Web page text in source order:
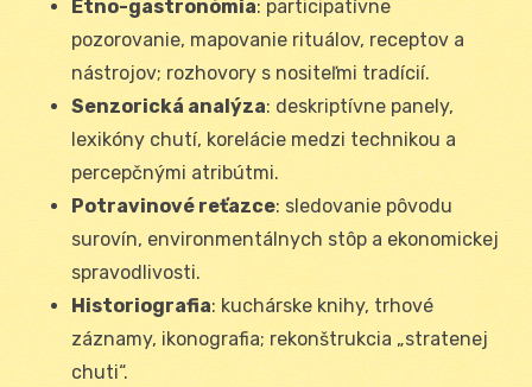
Etno-gastronómia: participatívne
pozorovanie, mapovanie rituálov, receptov a
nástrojov; rozhovory s nositeľmi tradícií.
Senzorická analýza: deskriptívne panely,
lexikóny chutí, korelácie medzi technikou a
percepčnými atribútmi.
Potravinové reťazce: sledovanie pôvodu
surovín, environmentálnych stôp a ekonomickej
spravodlivosti.
Historiografia: kuchárske knihy, trhové
záznamy, ikonografia; rekonštrukcia „stratenej
chuti“.